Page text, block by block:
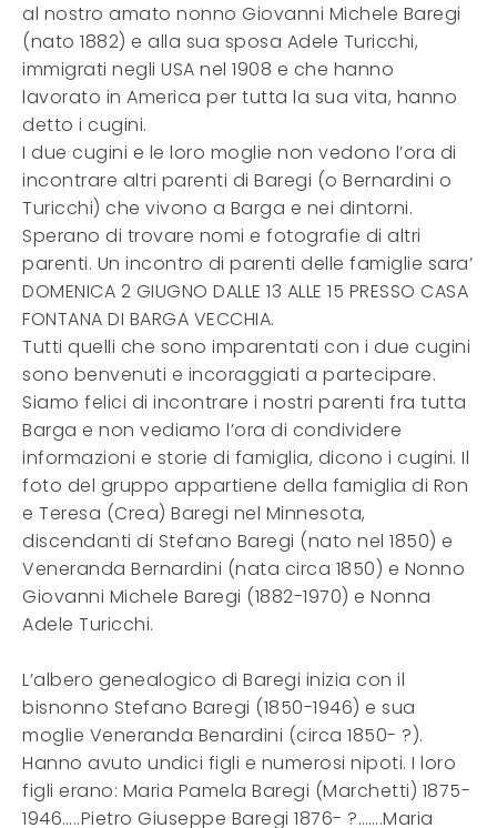
al nostro amato nonno Giovanni Michele Baregi
(nato 1882) e alla sua sposa Adele Turicchi,
immigrati negli USA nel 1908 e che hanno
lavorato in America per tutta la sua vita, hanno
detto i cugini.
I due cugini e le loro moglie non vedono l’ora di
incontrare altri parenti di Baregi (o Bernardini o
Turicchi) che vivono a Barga e nei dintorni.
Sperano di trovare nomi e fotografie di altri
parenti. Un incontro di parenti delle famiglie sara’
DOMENICA 2 GIUGNO DALLE 13 ALLE 15 PRESSO CASA
FONTANA DI BARGA VECCHIA.
Tutti quelli che sono imparentati con i due cugini
sono benvenuti e incoraggiati a partecipare.
Siamo felici di incontrare i nostri parenti fra tutta
Barga e non vediamo l’ora di condividere
informazioni e storie di famiglia, dicono i cugini. Il
foto del gruppo appartiene della famiglia di Ron
e Teresa (Crea) Baregi nel Minnesota,
discendanti di Stefano Baregi (nato nel 1850) e
Veneranda Bernardini (nata circa 1850) e Nonno
Giovanni Michele Baregi (1882-1970) e Nonna
Adele Turicchi.
L’albero genealogico di Baregi inizia con il
bisnonno Stefano Baregi (1850-1946) e sua
moglie Veneranda Benardini (circa 1850- ?).
Hanno avuto undici figli e numerosi nipoti. I loro
figli erano: Maria Pamela Baregi (Marchetti) 1875-
1946…..Pietro Giuseppe Baregi 1876- ?…….Maria